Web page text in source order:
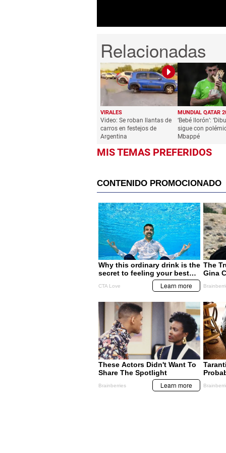
VIRALES
Video: Se roban llantas de
carros en festejos de
Argentina
MUNDIAL QATAR
‘Bebé llorón’:
sigue con
Mbappé
MIS TEMAS PREFERIDOS